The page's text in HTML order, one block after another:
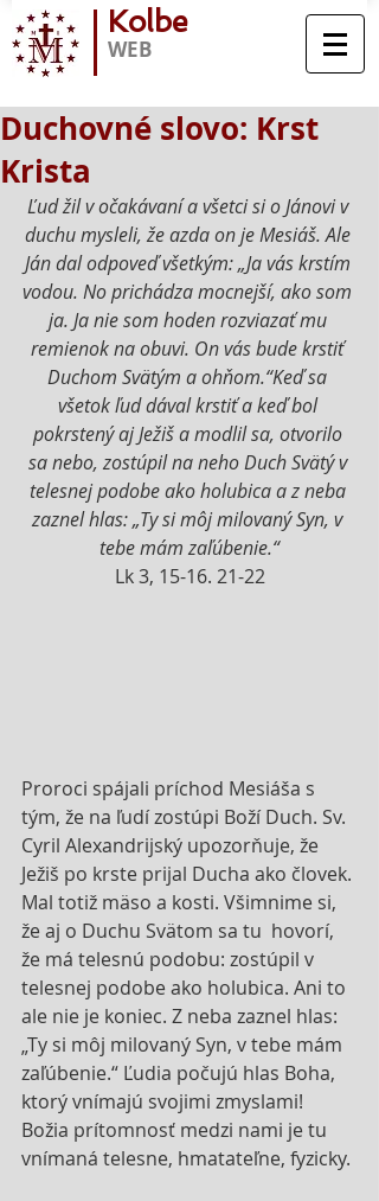
Kolbe
WEB
Duchovné slovo: Krst
Krista
Ľud žil v očakávaní a všetci si o Jánovi v
duchu mysleli, že azda on je Mesiáš. Ale
Ján dal odpoveď všetkým: „Ja vás krstím
vodou. No prichádza mocnejší, ako som
ja. Ja nie som hoden rozviazať mu
remienok na obuvi. On vás bude krstiť
Duchom Svätým a ohňom.“Keď sa
všetok ľud dával krstiť a keď bol
pokrstený aj Ježiš a modlil sa, otvorilo
sa nebo, zostúpil na neho Duch Svätý v
telesnej podobe ako holubica a z neba
zaznel hlas: „Ty si môj milovaný Syn, v
tebe mám zaľúbenie.“
Lk 3, 15-16. 21-22
Proroci spájali príchod Mesiáša s
tým, že na ľudí zostúpi Boží Duch. Sv.
Cyril Alexandrijský upozorňuje, že
Ježiš po krste prijal Ducha ako človek.
Mal totiž mäso a kosti. Všimnime si,
že aj o Duchu Svätom sa tu  hovorí,
že má telesnú podobu: zostúpil v
telesnej podobe ako holubica. Ani to
ale nie je koniec. Z neba zaznel hlas:
„Ty si môj milovaný Syn, v tebe mám
zaľúbenie.“ Ľudia počujú hlas Boha,
ktorý vnímajú svojimi zmyslami!
Božia prítomnosť medzi nami je tu
vnímaná telesne, hmatateľne, fyzicky.